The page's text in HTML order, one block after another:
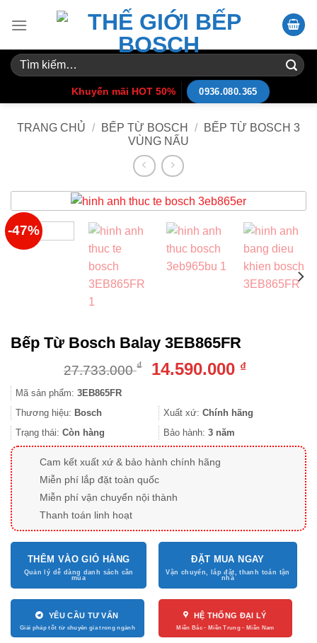
Tìm
kiếm:
Khuyến mãi HOT 50% 0936.080.365
TRANG CHỦ / BẾP TỪ BOSCH /
BẾP TỪ BOSCH 3
VÙNG NẤU
-47%
Bếp Từ Bosch Balay 3EB865FR
27.733.000₫
Giá
27.733.000 ₫.
14.590.000 ₫Giá
là:
Mã sản phẩm: 3EB865FR
Thương hiệu: Bosch Xuất xứ: Chính hãng
Trạng thái: Còn hàng Bảo hành: 3 năm
Cam kết xuất xứ & bảo hành chính hãng
Miễn phí lắp đặt toàn quốc
Miễn phí vận chuyển nội thành
Thanh toán linh hoạt
THÊM VÀO GIỎ HÀNG ĐẶT MUA NGAY
YÊU CẦU TƯ VẤN HỆ THỐNG ĐẠI LÝ